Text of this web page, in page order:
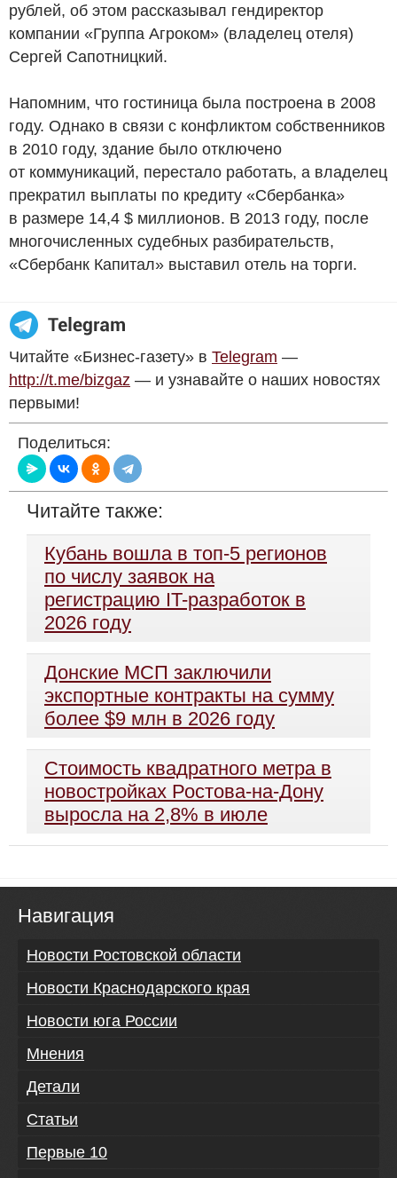
рублей, об этом рассказывал гендиректор
компании «Группа Агроком» (владелец отеля)
Сергей Сапотницкий.
Напомним, что гостиница была построена в 2008
году. Однако в связи с конфликтом собственников
в 2010 году, здание было отключено
от коммуникаций, перестало работать, а владелец
прекратил выплаты по кредиту «Сбербанка»
в размере 14,4 $ миллионов. В 2013 году, после
многочисленных судебных разбирательств,
«Сбербанк Капитал» выставил отель на торги.
Читайте «Бизнес-газету» в Telegram —
http://t.me/bizgaz — и узнавайте о наших новостях
первыми!
Поделиться:
Читайте также:
Кубань вошла в топ-5 регионов
по числу заявок на
регистрацию IT-разработок в
2026 году
Донские МСП заключили
экспортные контракты на сумму
более $9 млн в 2026 году
Стоимость квадратного метра в
новостройках Ростова-на-Дону
выросла на 2,8% в июле
Навигация
Новости Ростовской области
Новости Краснодарского края
Новости юга России
Мнения
Детали
Статьи
Первые 10